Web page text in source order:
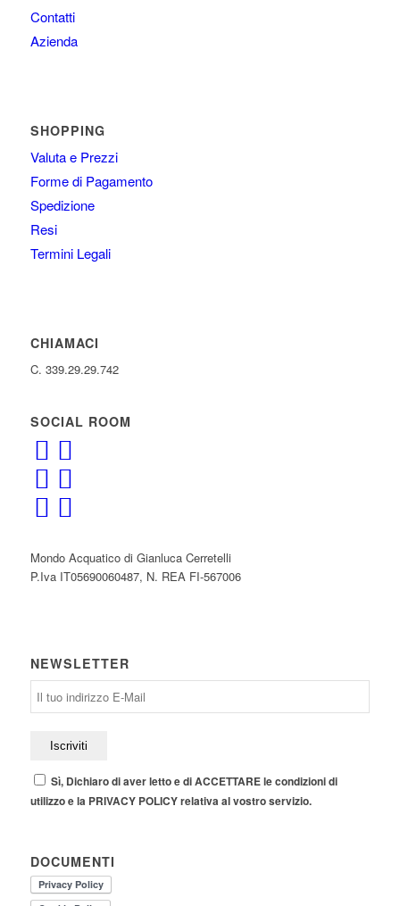
Contatti
Azienda
SHOPPING
Valuta e Prezzi
Forme di Pagamento
Spedizione
Resi
Termini Legali
CHIAMACI
C. 339.29.29.742
SOCIAL ROOM
Mondo Acquatico di Gianluca Cerretelli
P.Iva IT05690060487, N. REA FI-567006
NEWSLETTER
Sì, Dichiaro di aver letto e di ACCETTARE le condizioni di
utilizzo e la PRIVACY POLICY relativa al vostro servizio.
DOCUMENTI